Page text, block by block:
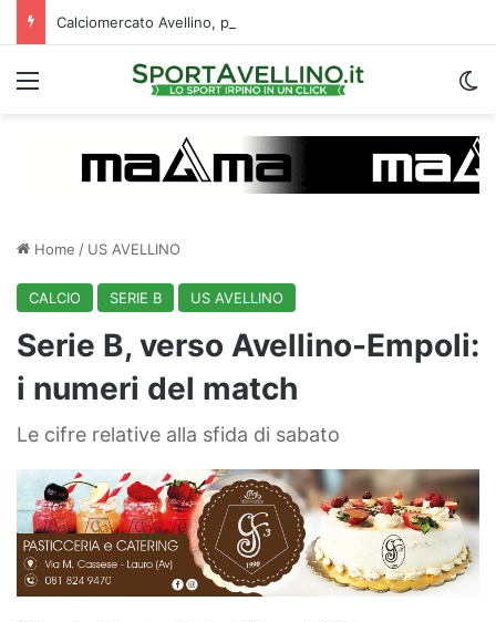
Menu
Home / US AVELLINO
CALCIO SERIE B US AVELLINO
Serie B, verso Avellino-Empoli:
i numeri del match
Le cifre relative alla sfida di sabato